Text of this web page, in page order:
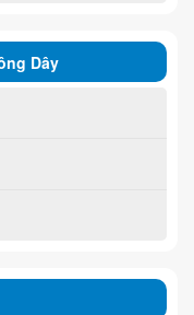
Dây